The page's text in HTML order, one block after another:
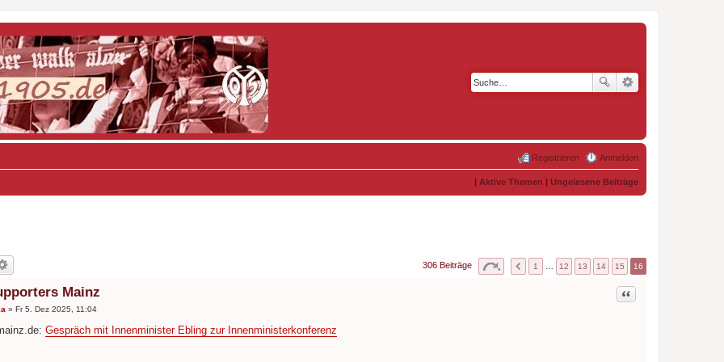
Anmelden
Registrieren
| Aktive Themen | Ungelesene Beiträge
306 Beiträge 1 12 13 14 15 16
Mainz Zitat
» Fr 5. Dez 2025, 11:04
Gespräch mit Innenminister Ebling zur Innenministerkonferenz